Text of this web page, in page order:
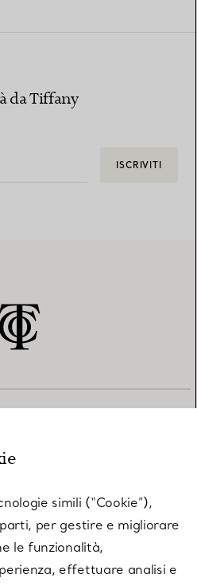
da Tiffany
ISCRIVITI
simili (“Cookie”),
per gestire e migliorare
le funzionalità,
effettuare analisi e